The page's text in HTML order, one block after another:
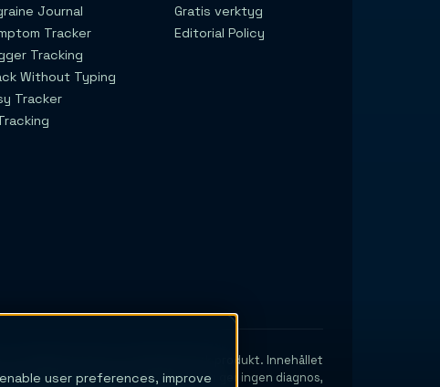
Journal
Tracker
Tracking
Without Typing
Tracker
Gratis verktyg
Editorial Policy
en vårdgivare eller en medicinteknisk produkt. Innehållet
är endast avsedda för utbildning och ger ingen diagnos,
user preferences, improve